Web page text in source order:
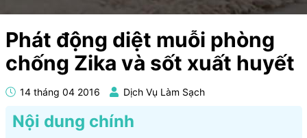
Phát động diệt muỗi phòng
chống Zika và sốt xuất huyết
14 tháng 04 2016 Dịch Vụ Làm Sạch
Nội dung chính